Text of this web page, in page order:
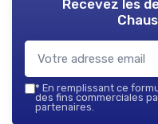
Recevez les
* En remplissant ce
des fins commerciales
partenaires.